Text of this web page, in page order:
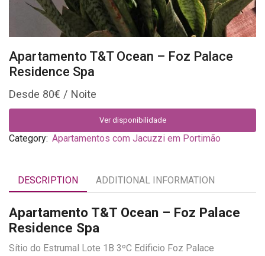
Apartamento T&T Ocean – Foz Palace
Residence Spa
80€
Ver disponibilidade
Category: Apartamentos com Jacuzzi em Portimão
DESCRIPTION ADDITIONAL INFORMATION
Apartamento T&T Ocean – Foz Palace
Residence Spa
Sítio do Estrumal Lote 1B 3ºC Edificio Foz Palace